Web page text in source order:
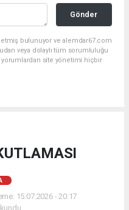
Gönder
etmiş bulunuyor ve alemdar67.com
veya dolaylı tüm sorumluluğu
yorumlardan site yönetimi hiçbir
15.07.2026 - 20:17